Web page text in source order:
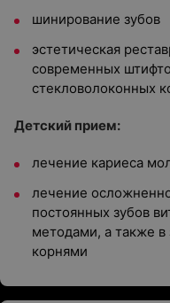
шинирование зубов
эстетическая
современных
стекловолоконных
Детский прием:
лечение кариеса
лечение
постоянных зубов
методами, а также
корнями